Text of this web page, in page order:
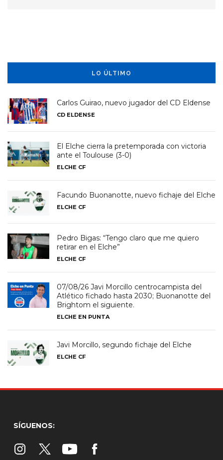
LO ÚLTIMO
Carlos Guirao, nuevo jugador del CD Eldense
CD ELDENSE
El Elche cierra la pretemporada con victoria
ante el Toulouse (3-0)
ELCHE CF
Facundo Buonanotte, nuevo fichaje del Elche
ELCHE CF
Pedro Bigas: “Tengo claro que me quiero
retirar en el Elche”
ELCHE CF
07/08/26 Javi Morcillo centrocampista del
Atlético fichado hasta 2030; Buonanotte del
Brightom el siguiente.
ELCHE EN PUNTA
Javi Morcillo, segundo fichaje del Elche
ELCHE CF
SÍGUENOS: